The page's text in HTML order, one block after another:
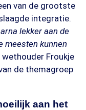
van de grootste
integratie.
lekker aan de
meesten kunnen
wethouder Froukje
de themagroep
aan het